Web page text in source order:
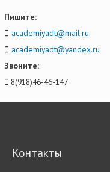
Пишите:
academiyadt@mail.ru
academiyadt@yandex.ru
Звоните:
8(918)46-46-147
Контакты